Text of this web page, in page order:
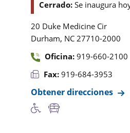
Cerrado: Se inaugura
20 Duke Medicine Cir
Durham, NC 27710-2000
Oficina: 919-660-2100
Fax: 919-684-3953
Obtener direcciones